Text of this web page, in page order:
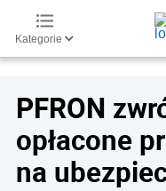
Kategorie
PFRON
opłacone
na